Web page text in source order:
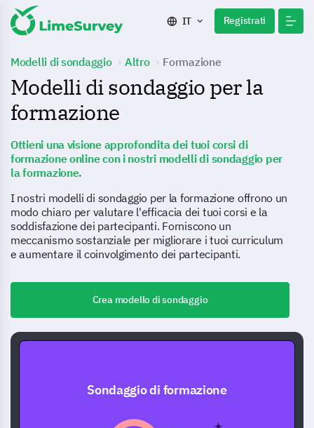
IT Registrati
Modelli di sondaggio Altro Formazione
Modelli di sondaggio per la
formazione
Ottieni una visione approfondita dei tuoi corsi di
formazione online con i nostri modelli di sondaggio per
la formazione.
I nostri modelli di sondaggio per la formazione offrono un
modo chiaro per valutare l'efficacia dei tuoi corsi e la
soddisfazione dei partecipanti. Forniscono un
meccanismo sostanziale per migliorare i tuoi curriculum
e aumentare il coinvolgimento dei partecipanti.
Crea modello di sondaggio
Sondaggio di formazione